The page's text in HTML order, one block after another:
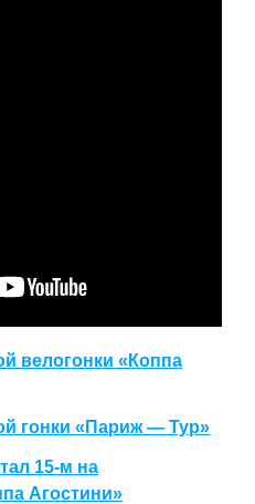
велогонки «Коппа
гонки «Париж — Тур»
15-м на
Агостини»